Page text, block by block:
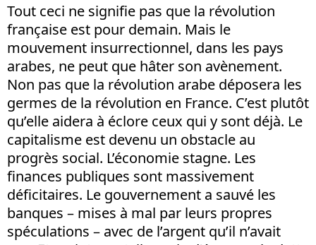
Tout ceci ne signifie pas que la révolution
française est pour demain. Mais le
mouvement insurrectionnel, dans les pays
arabes, ne peut que hâter son avènement.
Non pas que la révolution arabe déposera les
germes de la révolution en France. C’est plutôt
qu’elle aidera à éclore ceux qui y sont déjà. Le
capitalisme est devenu un obstacle au
progrès social. L’économie stagne. Les
finances publiques sont massivement
déficitaires. Le gouvernement a sauvé les
banques – mises à mal par leurs propres
spéculations – avec de l’argent qu’il n’avait